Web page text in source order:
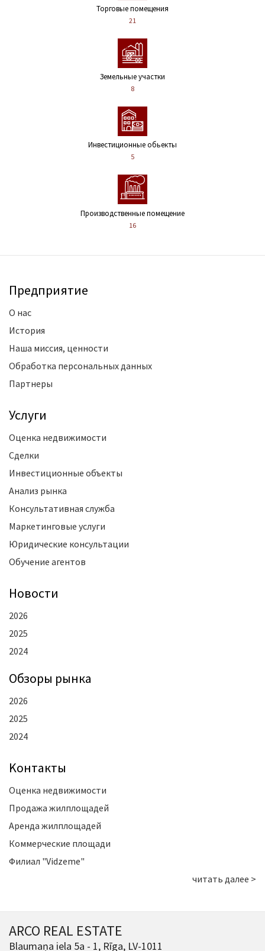
Торговые помещения
21
Земельные участки
8
Инвестиционные обьекты
5
Производственные помещение
16
Предприятие
О нас
История
Наша миссия, ценности
Обработка персональных данных
Партнеры
Услуги
Оценка недвижимости
Сделки
Инвестиционные объекты
Анализ рынка
Консультативная служба
Маркетинговые услуги
Юридические консультации
Обучение агентов
Новости
2026
2025
2024
Oбзоры рынка
2026
2025
2024
Kонтакты
Оценка недвижимости
Продажа жилплощадей
Аренда жилплощадей
Коммерческие площади
Филиал "Vidzeme"
читать далее >
ARCO REAL ESTATE
Blaumaņa iela 5a - 1, Rīga, LV-1011